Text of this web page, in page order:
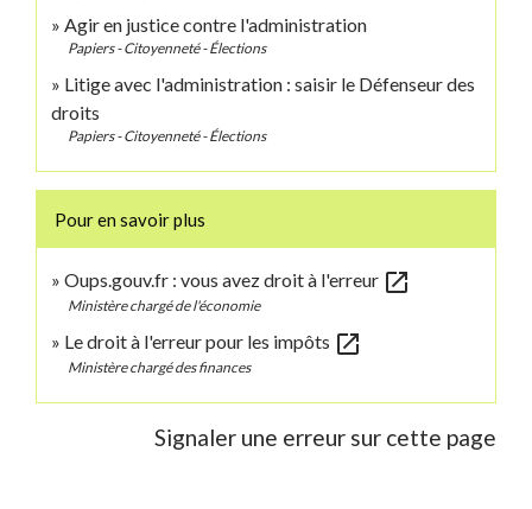
Agir en justice contre l'administration
Papiers - Citoyenneté - Élections
Litige avec l'administration : saisir le Défenseur des
droits
Papiers - Citoyenneté - Élections
Pour en savoir plus
Oups.gouv.fr : vous avez droit à l'erreur open_in_new
Ministère chargé de l'économie
Le droit à l'erreur pour les impôts open_in_new
Ministère chargé des finances
Signaler une erreur sur cette page